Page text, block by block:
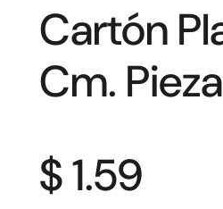
Cartón
Cm.
$ 1.59